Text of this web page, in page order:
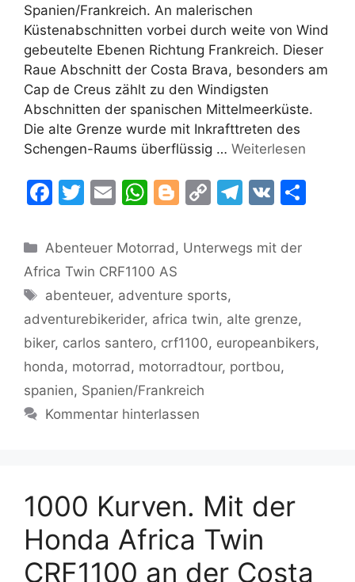
Spanien/Frankreich. An malerischen
Küstenabschnitten vorbei durch weite von Wind
gebeutelte Ebenen Richtung Frankreich. Dieser
Raue Abschnitt der Costa Brava, besonders am
Cap de Creus zählt zu den Windigsten
Abschnitten der spanischen Mittelmeerküste.
Die alte Grenze wurde mit Inkrafttreten des
Schengen-Raums überflüssig … Weiterlesen
F
c
e
b
o
o
k
T
itt
er
E
ai
l
W
at
s
A
p
p
Bl
g
er
C
p
Li
n
k
T
e
m
V
Kategorien
Abenteuer Motorrad , Unterwegs mit der
Africa Twin CRF1100 AS
Schlagwörter
abenteuer, adventure sports,
adventurebikerider, africa twin, alte grenze,
biker, carlos santero, crf1100, europeanbikers,
honda, motorrad , motorradtour, portbou,
spanien, Spanien/Frankreich
Kommentar hinterlassen
1000 Kurven. Mit der
Honda Africa Twin
CRF1100 an der Costa